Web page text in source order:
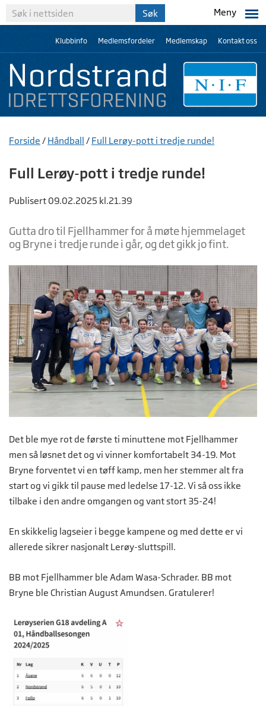
Meny
Klubbinfo Medlemsfordeler Medlemskap Kontakt oss
Forside / Håndball / Full Lerøy-pott i tredje runde!
Full Lerøy-pott i tredje runde!
Publisert 09.02.2025 kl.21.39
Gutta dro til Fjellhammer for å møte hjemmelaget
og Bryne i tredje runde i går, og det gikk jo fint.
Det ble mye rot de første ti minuttene mot Fjellhammer
men så løsnet det og vi vinner komfortabelt 34-19. Mot
Bryne forventet vi en tøff kamp, men her stemmer alt fra
start og vi gikk til pause med ledelse 17-12. Vi så oss ikke
tilbake i den andre omgangen og vant stort 35-24!
En skikkelig lagseier i begge kampene og med dette er vi
allerede sikrer nasjonalt Lerøy-sluttspill.
BB mot Fjellhammer ble Adam Wasa-Schrader. BB mot
Bryne ble Christian August Amundsen. Gratulerer!